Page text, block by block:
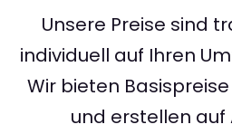
Unsere Preise sind
individuell auf Ihren
Wir bieten
und erstellen auf